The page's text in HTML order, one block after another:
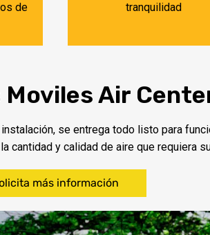
de
tranquilidad
Moviles Air
se entrega todo listo para
cantidad y calidad de aire que requiera
más información